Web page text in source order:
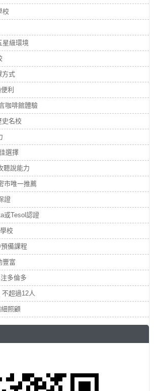
校
星級環境
方式
利
咖啡館體驗
史名校
選擇
專攻聽說能力
市唯一推薦
證
或Tesol認證
校
備課程
豐富
多倫多
超過12人
照顧